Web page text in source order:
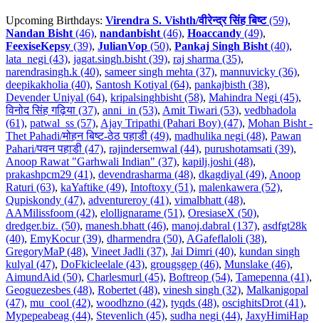
Upcoming Birthdays: Virendra S. Vishth/वीरेन्द्र सिंह बिष्ट(59),
Nandan Bisht(46), nandanbisht(46), Hoaccandy (49),
FeexiseKepsy (39), JulianVop (50), Pankaj Singh Bisht(40),
lata_negi (43), jagat.singh.bisht (39), raj sharma (35),
narendrasingh.k (40), sameer singh mehta (37), mannuvicky (36),
deepikakholia (40), Santosh Kotiyal (64), pankajbisth (38),
Devender Uniyal (64), kripalsinghbisht (58), Mahindra Negi (45),
विनोद सिंह गढ़िया (37), anni_in (53), Amit Tiwari (53), vedbhadola
(61), patwal_ss (57), Ajay Tripathi (Pahari Boy) (47), Mohan Bisht -
Thet Pahadi/मोहन बिष्ट-ठेठ पहाडी (49), madhulika negi (48), Pawan
Pahari/पवन पहाडी (47), rajindersemwal (44), purushotamsati (39),
Anoop Rawat "Garhwali Indian" (37), kapilj.joshi (48),
prakashpcm29 (41), devendrasharma (48), dkagdiyal (49), Anoop
Raturi (63), kaYaftike (49), Intoftoxy (51), malenkawera (52),
Qupiskondy (47), adventureroy (41), vimalbhatt (48),
AAMilissfoom (42), elollignarame (51), OresiaseX (50),
dredger.biz. (50), manesh.bhatt (46), manoj.dabral (137), asdfgt28k
(40), EmyKocur (39), dharmendra (50), AGafeflaloli (38),
GregoryMaP (48), Vineet Jadli (37), Jai Dimri (40), kundan singh
kulyal (47), DoFkicleelale (43), grougsgep (46), Munslake (46),
AimundAid (50), Charlesmurl (45), Boftreop (54), Tamepenna (41),
Geoguezesbes (48), Robertet (48), vinesh singh (32), Malkanigopal
(47), mu_cool (42), woodhzno (42), tyqds (48), oscighitsDrot (41),
Mypepeabeag (44), Stevenlich (45), sudha negi (44), JaxyHimiHap